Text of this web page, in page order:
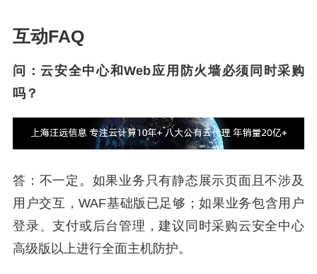
互动FAQ
问：云安全中心和Web应用防火墙必须同时采购
吗？
答：不一定。如果业务只有静态展示页面且不涉及
用户交互，WAF基础版已足够；如果业务包含用户
登录、支付或后台管理，建议同时采购云安全中心
高级版以上进行全面主机防护。